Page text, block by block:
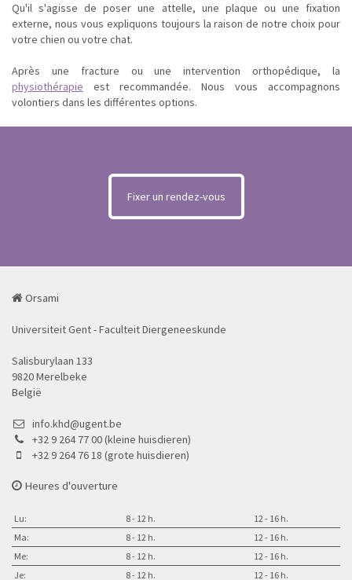
Qu'il s'agisse de poser une attelle, une plaque ou une fixation
externe, nous vous expliquons toujours la raison de notre choix pour
votre chien ou votre chat.
Après une fracture ou une intervention orthopédique, la
physiothérapie est recommandée. Nous vous accompagnons
volontiers dans les différentes options.
Fixer un rendez-vous
Orsami
Universiteit Gent - Faculteit Diergeneeskunde
Salisburylaan 133
9820 Merelbeke
België
info.khd@ugent.be
+32 9 264 77 00 (kleine huisdieren)
+32 9 264 76 18 (grote huisdieren)
Heures d'ouverture
Lu: 8 - 12 h.
12 - 16 h.
Ma:
8 - 12 h.
12 - 16 h.
Me:
8 - 12 h.
12 - 16 h.
Je:
8 - 12 h. 12 - 16 h.